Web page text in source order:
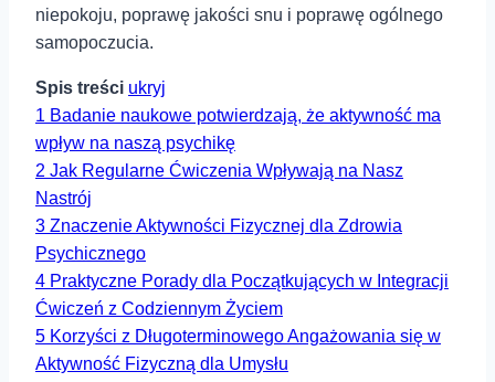
niepokoju, poprawę jakości snu i poprawę ogólnego
samopoczucia.
Spis treści ukryj
1 Badanie naukowe potwierdzają, że aktywność ma
wpływ na naszą psychikę
2 Jak Regularne Ćwiczenia Wpływają na⁣ Nasz
Nastrój
3 Znaczenie Aktywności Fizycznej dla Zdrowia
⁣Psychicznego
4 Praktyczne Porady dla‍ Początkujących ⁢w Integracji
Ćwiczeń z Codziennym Życiem
5 Korzyści z Długoterminowego Angażowania się w
Aktywność Fizyczną dla Umysłu